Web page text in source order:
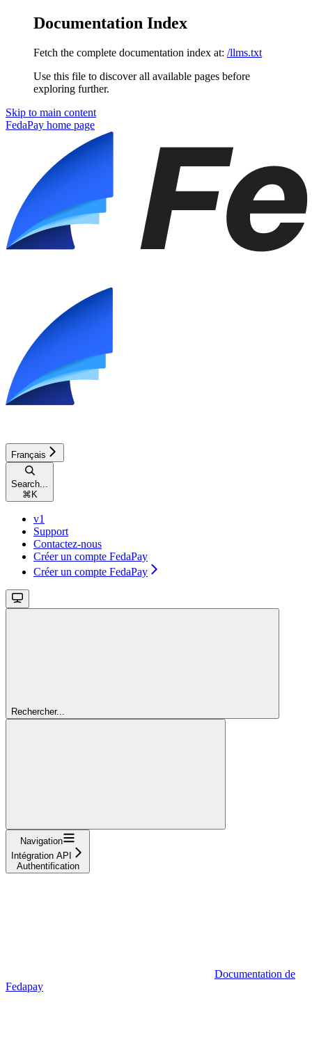
Documentation Index
Fetch the complete documentation index at: /llms.txt
Use this file to discover all available pages before
exploring further.
Skip to main content
FedaPay home page
Français
Search...
⌘ K
v1
Support
Contactez-nous
Créer un compte FedaPay
Créer un compte FedaPay
Rechercher...
Navigation
Intégration API
Authentification
Documentation de
Fedapay